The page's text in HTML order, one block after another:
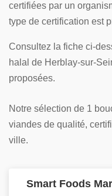
certifiées par un
type de certification est
Consultez la fiche ci-
halal de Herblay-sur-
proposées.
Notre sélection de 1
viandes de qualité,
ville.
Smart Foods